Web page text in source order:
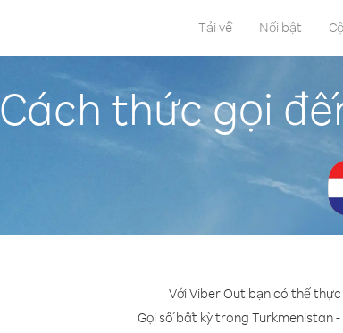
Tải về Nổi bật
Cách thức gọi
Với Viber Out bạn có thể
Gọi số bất kỳ trong Turkmenistan